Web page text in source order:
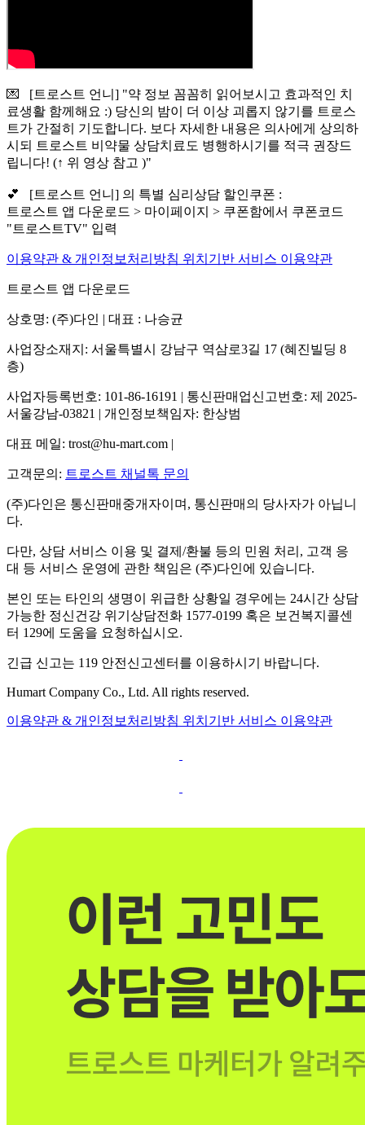
💌 [트로스트 언니] "약 정보 꼼꼼히 읽어보시고 효과적인 치
료생활 함께해요 :) 당신의 밤이 더 이상 괴롭지 않기를 트로스
트가 간절히 기도합니다. 보다 자세한 내용은 의사에게 상의하
시되 트로스트 비약물 상담치료도 병행하시기를 적극 권장드
립니다! (↑ 위 영상 참고 )"
💕 [트로스트 언니] 의 특별 심리상담 할인쿠폰 :
트로스트 앱 다운로드 > 마이페이지 > 쿠폰함에서 쿠폰코드
"트로스트TV" 입력
이용약관 & 개인정보처리방침 위치기반 서비스 이용약관
트로스트 앱 다운로드
상호명: (주)다인 | 대표 : 나승균
사업장소재지: 서울특별시 강남구 역삼로3길 17 (혜진빌딩 8
층)
사업자등록번호: 101-86-16191 | 통신판매업신고번호: 제 2025-
서울강남-03821 | 개인정보책임자: 한상범
대표 메일: trost@hu-mart.com |
고객문의: 트로스트 채널톡 문의
(주)다인은 통신판매중개자이며, 통신판매의 당사자가 아닙니
다.
다만, 상담 서비스 이용 및 결제/환불 등의 민원 처리, 고객 응
대 등 서비스 운영에 관한 책임은 (주)다인에 있습니다.
본인 또는 타인의 생명이 위급한 상황일 경우에는 24시간 상담
가능한 정신건강 위기상담전화 1577-0199 혹은 보건복지콜센
터 129에 도움을 요청하십시오.
긴급 신고는 119 안전신고센터를 이용하시기 바랍니다.
Humart Company Co., Ltd. All rights reserved.
이용약관 & 개인정보처리방침 위치기반 서비스 이용약관